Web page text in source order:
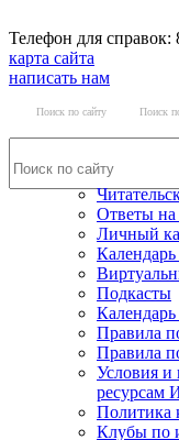
Телефон для
карта сайта
написать нам
Поиск по сайту Поиск
Ответы на
Личный
Подкасты
Правила
Правила
Условия и
ресурсам
Политика
Клубы по